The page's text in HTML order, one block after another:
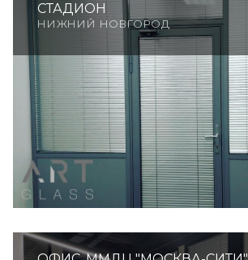
СТАДИОН
НИЖНИЙ НОВГОРОД